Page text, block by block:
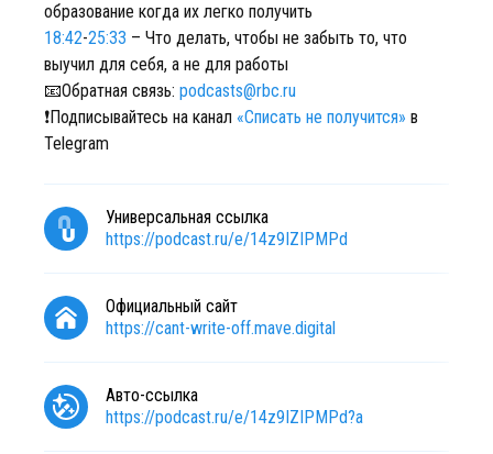
образование когда их легко получить
18:42-25:33 – Что делать, чтобы не забыть то, что
выучил для себя, а не для работы
📧Обратная связь: podcasts@rbc.ru
❗️Подписывайтесь на канал «Списать не получится» в
Telegram
Универсальная ссылка
https://podcast.ru/e/14z9IZIPMPd
Официальный сайт
https://cant-write-off.mave.digital
Авто-ссылка
https://podcast.ru/e/14z9IZIPMPd?a